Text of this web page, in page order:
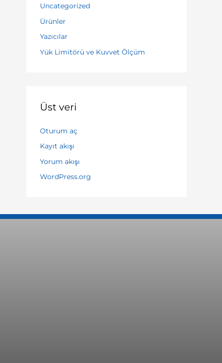
Uncategorized
Ürünler
Yazıcılar
Yük Limitörü ve Kuvvet Ölçüm
Üst veri
Oturum aç
Kayıt akışı
Yorum akışı
WordPress.org